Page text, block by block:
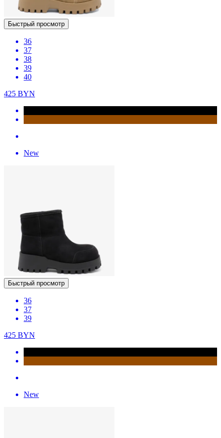
Быстрый просмотр
36
37
38
39
40
425 BYN
New
Быстрый просмотр
36
37
39
425 BYN
New